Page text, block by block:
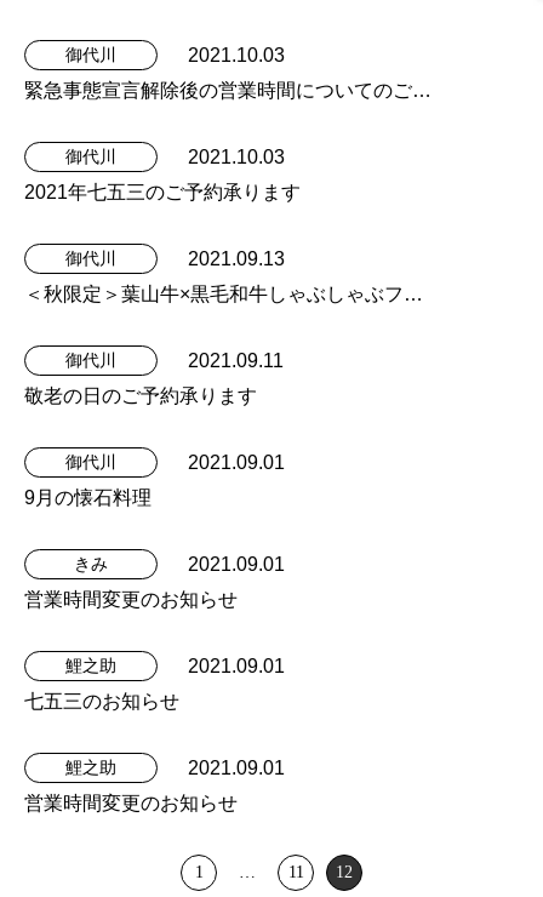
御代川
2021.10.03
緊急事態宣言解除後の営業時間についてのご…
御代川
2021.10.03
2021年七五三のご予約承ります
御代川
2021.09.13
＜秋限定＞葉山牛×黒毛和牛しゃぶしゃぶフ…
御代川
2021.09.11
敬老の日のご予約承ります
御代川
2021.09.01
9月の懐石料理
きみ
2021.09.01
営業時間変更のお知らせ
鯉之助
2021.09.01
七五三のお知らせ
鯉之助
2021.09.01
営業時間変更のお知らせ
1 … 11 12